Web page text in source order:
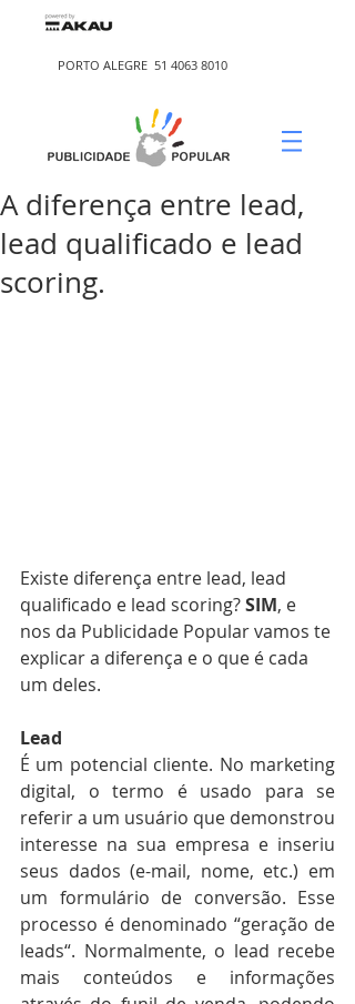
PORTO ALEGRE 51 4063 8010
A diferença entre lead,
lead qualificado e lead
scoring.
Existe diferença entre lead, lead
qualificado e lead scoring? SIM, e
nos da Publicidade Popular vamos te
explicar a diferença e o que é cada
um deles.
Lead
É um potencial cliente. No marketing
digital, o termo é usado para se
referir a um usuário que demonstrou
interesse na sua empresa e inseriu
seus dados (e-mail, nome, etc.) em
um formulário de conversão. Esse
processo é denominado “geração de
leads“. Normalmente, o lead recebe
mais conteúdos e informações